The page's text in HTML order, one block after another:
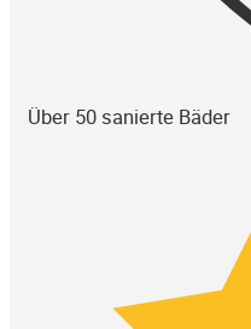
Über 50 sanierte Bäder